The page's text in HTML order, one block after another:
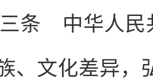
条 中华人民
、文化差异，